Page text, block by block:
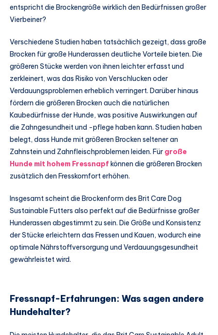
entspricht die Brockengröße wirklich den Bedürfnissen großer
Vierbeiner?
Verschiedene Studien haben tatsächlich gezeigt, dass große
Brocken für große Hunderassen deutliche Vorteile bieten. Die
größeren Stücke werden von ihnen leichter erfasst und
zerkleinert, was das Risiko von Verschlucken oder
Verdauungsproblemen erheblich verringert. Darüber hinaus
fördern die größeren Brocken auch die natürlichen
Kaubedürfnisse der Hunde, was positive Auswirkungen auf
die Zahngesundheit und -pflege haben kann. Studien haben
belegt, dass Hunde mit größeren Brocken seltener an
Zahnstein und Zahnfleischproblemen leiden. Für große
Hunde mit hohem Fressnapf können die größeren Brocken
zusätzlich den Fresskomfort erhöhen.
Insgesamt scheint die Brockenform des Brit Care Dog
Sustainable Futters also perfekt auf die Bedürfnisse großer
Hunderassen abgestimmt zu sein. Die Größe und Konsistenz
der Stücke erleichtern das Fressen und Kauen, wodurch eine
optimale Nährstoffversorgung und Verdauungsgesundheit
gewährleistet wird.
Fressnapf-Erfahrungen: Was sagen andere
Hundehalter?